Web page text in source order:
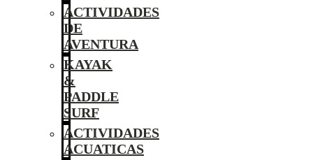
ACTIVIDADES
DE
AVENTURA
KAYAK
&
PADDLE
SURF
ACTIVIDADES
ACUATICAS